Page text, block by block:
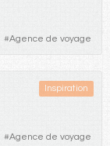
#Agence de voyage
Inspiration
#Agence de voyage